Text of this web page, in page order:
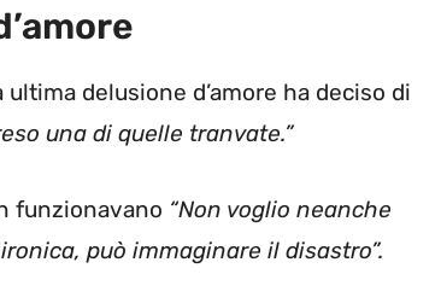
delusione d’amore ha deciso di
una di quelle tranvate.”
funzionavano “Non voglio neanche
può immaginare il disastro”.